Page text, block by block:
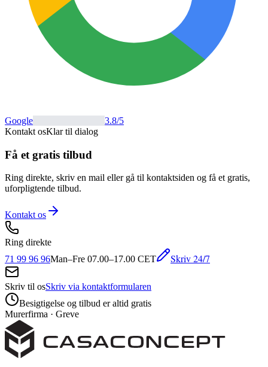
Google 3.8/5
Kontakt osKlar til dialog
Få et gratis tilbud
Ring direkte, skriv en mail eller gå til kontaktsiden og få et gratis,
uforpligtende tilbud.
Kontakt os
Ring direkte
71 99 96 96Man–Fre 07.00–17.00 CET Skriv 24/7
Skriv til osSkriv via kontaktformularen
Besigtigelse og tilbud er altid gratis
Murerfirma · Greve